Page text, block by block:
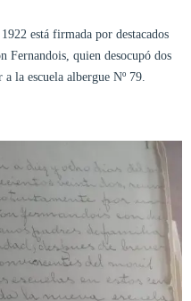
está firmada por destacados
Fernandois, quien desocupó dos
la escuela albergue Nº 79.